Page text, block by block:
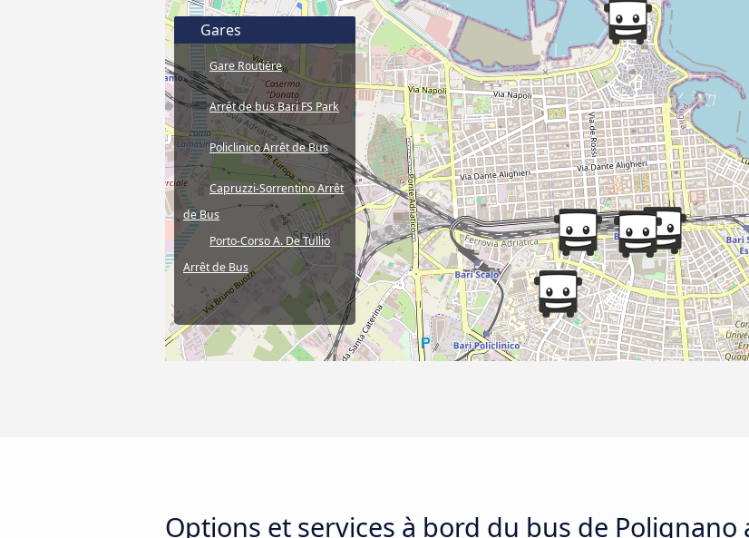
Gares
Gare Routière
Arrêt de bus Bari FS Park
Policlinico Arrêt de Bus
Capruzzi-Sorrentino Arrêt
de Bus
Porto-Corso A. De Tullio
Arrêt de Bus
Options et services à bord du bus de Polignano